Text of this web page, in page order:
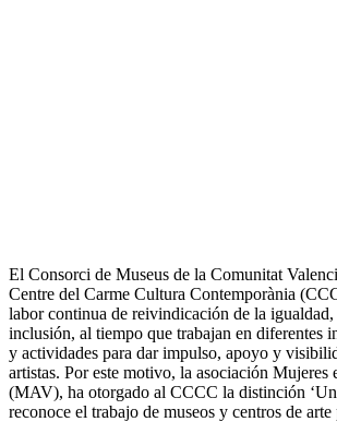
El Consorci de Museus de la Comunitat
Centre del Carme Cultura Contemporània
labor continua de reivindicación de la igualdad,
inclusión, al tiempo que trabajan en diferentes
y actividades para dar impulso, apoyo y
artistas. Por este motivo, la asociación Mujeres
(MAV), ha otorgado al CCCC la distinción
reconoce el trabajo de museos y centros de